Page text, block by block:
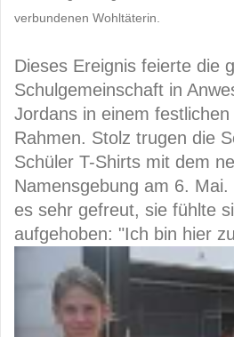
verbundenen Wohltäterin.
Dieses Ereignis feierte die
Schulgemeinschaft in
Jordans in einem
Rahmen. Stolz trugen die
Schüler T-Shirts mit dem
Namensgebung am 6. Mai.
es sehr gefreut, sie fühlte
aufgehoben: "Ich bin hier